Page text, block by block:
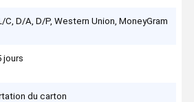
C, D/A, D/P, Western Union, MoneyGram
jours
du carton